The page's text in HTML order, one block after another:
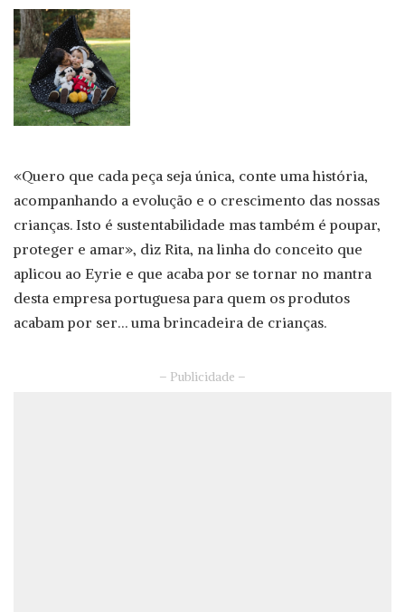
«Quero que cada peça seja única, conte uma história,
acompanhando a evolução e o crescimento das nossas
crianças. Isto é sustentabilidade mas também é poupar,
proteger e amar», diz Rita, na linha do conceito que
aplicou ao Eyrie e que acaba por se tornar no mantra
desta empresa portuguesa para quem os produtos
acabam por ser… uma brincadeira de crianças.
– Publicidade –